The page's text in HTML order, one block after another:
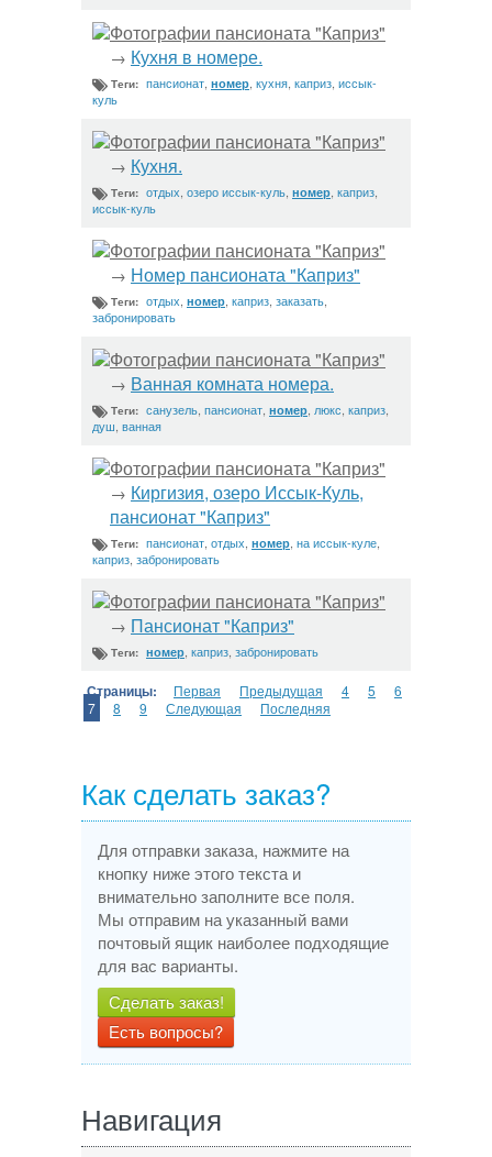
Фотографии пансионата "Каприз"
→ Кухня в номере.
Теги: пансионат номер кухня каприз иссык-
куль
Фотографии пансионата "Каприз"
→ Кухня.
Теги: отдых озеро иссык-куль номер каприз
иссык-куль
Фотографии пансионата "Каприз"
→ Номер пансионата "Каприз"
Теги: отдых номер каприз заказать
забронировать
Фотографии пансионата "Каприз"
→ Ванная комната номера.
Теги: санузель пансионат номер люкс каприз
душ ванная
Фотографии пансионата "Каприз"
→ Киргизия, озеро Иссык-Куль,
пансионат "Каприз"
Теги: пансионат отдых номер на иссык-куле
каприз забронировать
Фотографии пансионата "Каприз"
→ Пансионат "Каприз"
Теги: номер каприз забронировать
Страницы: Первая Предыдущая 4 5
6
7
8 9 Следующая Последняя
Как сделать заказ?
Для отправки заказа, нажмите на
кнопку ниже этого текста и
внимательно заполните все поля.
Мы отправим на указанный вами
почтовый ящик наиболее подходящие
для вас варианты.
Сделать заказ!
Есть вопросы?
Навигация